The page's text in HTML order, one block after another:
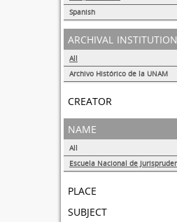
Spanish
archival institution
All
Archivo Histórico de la UNAM
creator
name
All
place
subject